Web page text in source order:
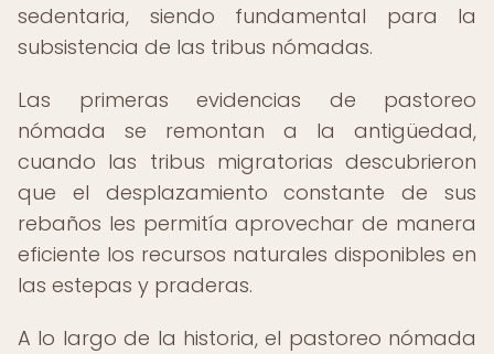
sedentaria, siendo fundamental para la
subsistencia de las tribus nómadas.
Las primeras evidencias de pastoreo
nómada se remontan a la antigüedad,
cuando las tribus migratorias descubrieron
que el desplazamiento constante de sus
rebaños les permitía aprovechar de manera
eficiente los recursos naturales disponibles en
las estepas y praderas.
A lo largo de la historia, el pastoreo nómada